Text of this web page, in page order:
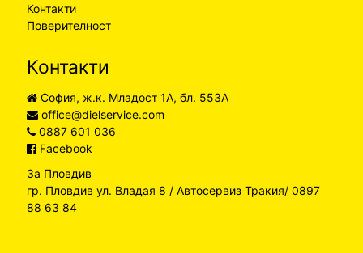
Контакти
Поверителност
Контакти
София, ж.к. Младост 1А, бл. 553А
office@dielservice.com
0887 601 036
Facebook
За Пловдив
гр. Пловдив ул. Владая 8 / Автосервиз Тракия/ 0897
88 63 84